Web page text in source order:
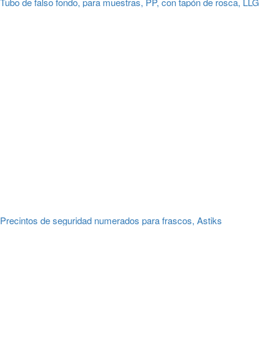
Precintos de seguridad numerados para frascos, Astiks